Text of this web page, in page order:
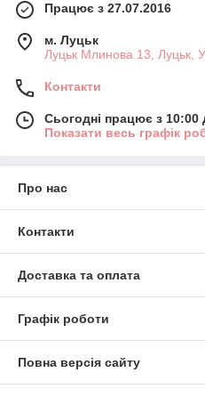
Працює з 27.07.2016
м. Луцьк
Луцьк Млинова 13, Луцьк,
Контакти
Сьогодні працює з 10:00
Показати весь графік
Про нас
Контакти
Доставка та оплата
Графік роботи
Повна версія сайту